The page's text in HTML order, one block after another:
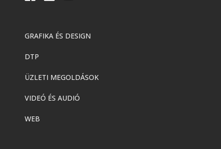
GRAFIKA ÉS DESIGN
DTP
ÜZLETI MEGOLDÁSOK
VIDEÓ ÉS AUDIÓ
WEB